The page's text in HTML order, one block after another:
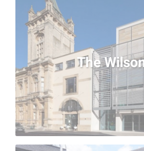
The
The Wilson
Ouvert en 2013, cet excellent
concentre sur la vie locale à
découvrir après vos cours de